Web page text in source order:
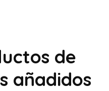
de
añadidos